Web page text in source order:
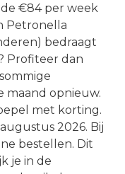
€84 per week
Petronella
bedraagt
Profiteer dan
maand opnieuw.
met korting.
2026. Bij
bestellen. Dit
je in de